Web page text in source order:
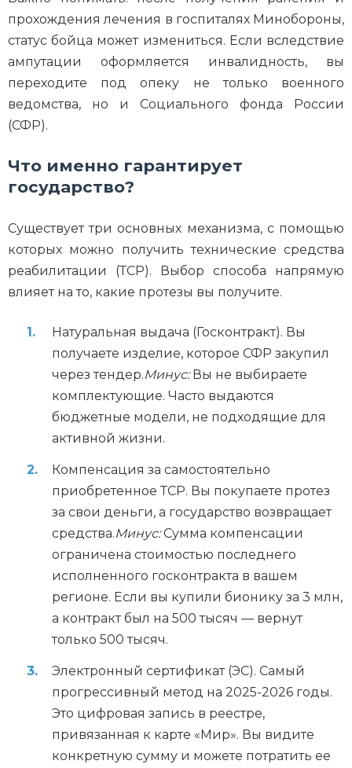
прохождения лечения в госпиталях Минобороны,
статус бойца может измениться. Если вследствие
ампутации оформляется инвалидность, вы
переходите под опеку не только военного
ведомства, но и Социального фонда России
(СФР).
Что именно гарантирует
государство?
Существует три основных механизма, с помощью
которых можно получить технические средства
реабилитации (ТСР). Выбор способа напрямую
влияет на то, какие протезы вы получите.
Натуральная выдача (Госконтракт). Вы
получаете изделие, которое СФР закупил
через тендер.Минус:Вы не выбираете
комплектующие. Часто выдаются
бюджетные модели, не подходящие для
активной жизни.
Компенсация за самостоятельно
приобретенное ТСР. Вы покупаете протез
за свои деньги, а государство возвращает
средства.Минус:Сумма компенсации
ограничена стоимостью последнего
исполненного госконтракта в вашем
регионе. Если вы купили бионику за 3 млн,
а контракт был на 500 тысяч — вернут
только 500 тысяч.
Электронный сертификат (ЭС). Самый
прогрессивный метод на 2025-2026 годы.
Это цифровая запись в реестре,
привязанная к карте «Мир». Вы видите
конкретную сумму и можете потратить ее